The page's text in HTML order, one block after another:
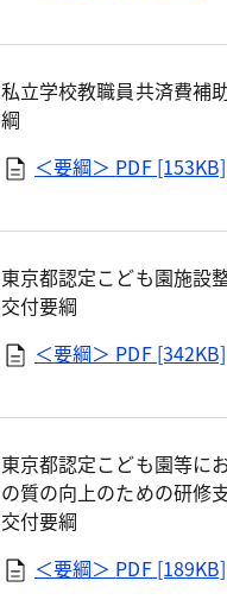
私立学校教職員共済費補
綱
＜要綱＞ PDF [153KB]
東京都認定こども園施設
交付要綱
＜要綱＞ PDF [342KB]
東京都認定こども園等に
の質の向上のための研修
交付要綱
＜要綱＞ PDF [189KB]